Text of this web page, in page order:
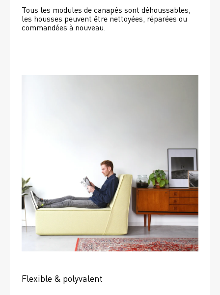
Tous les modules de canapés sont déhoussables,
les housses peuvent être nettoyées, réparées ou
commandées à nouveau.
Flexible & polyvalent